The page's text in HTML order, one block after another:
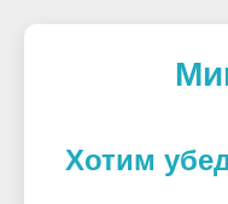
Хотим